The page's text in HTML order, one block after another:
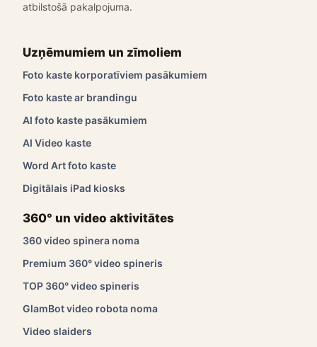
atbilstošā pakalpojuma.
Uzņēmumiem un zīmoliem
Foto kaste korporatīviem pasākumiem
Foto kaste ar brandingu
AI foto kaste pasākumiem
AI Video kaste
Word Art foto kaste
Digitālais iPad kiosks
360° un video aktivitātes
360 video spinera noma
Premium 360° video spineris
TOP 360° video spineris
GlamBot video robota noma
Video slaiders